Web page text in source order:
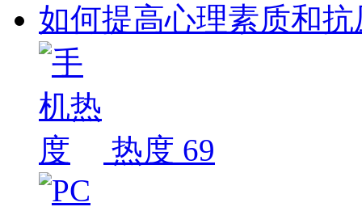
如何提高心理素质和
热度 69